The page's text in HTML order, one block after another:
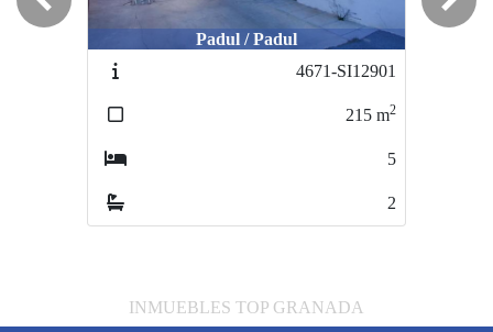
Padul / Padul
4671-SI12901
215 m2
5
2
Previous Next
INMUEBLES TOP GRANADA